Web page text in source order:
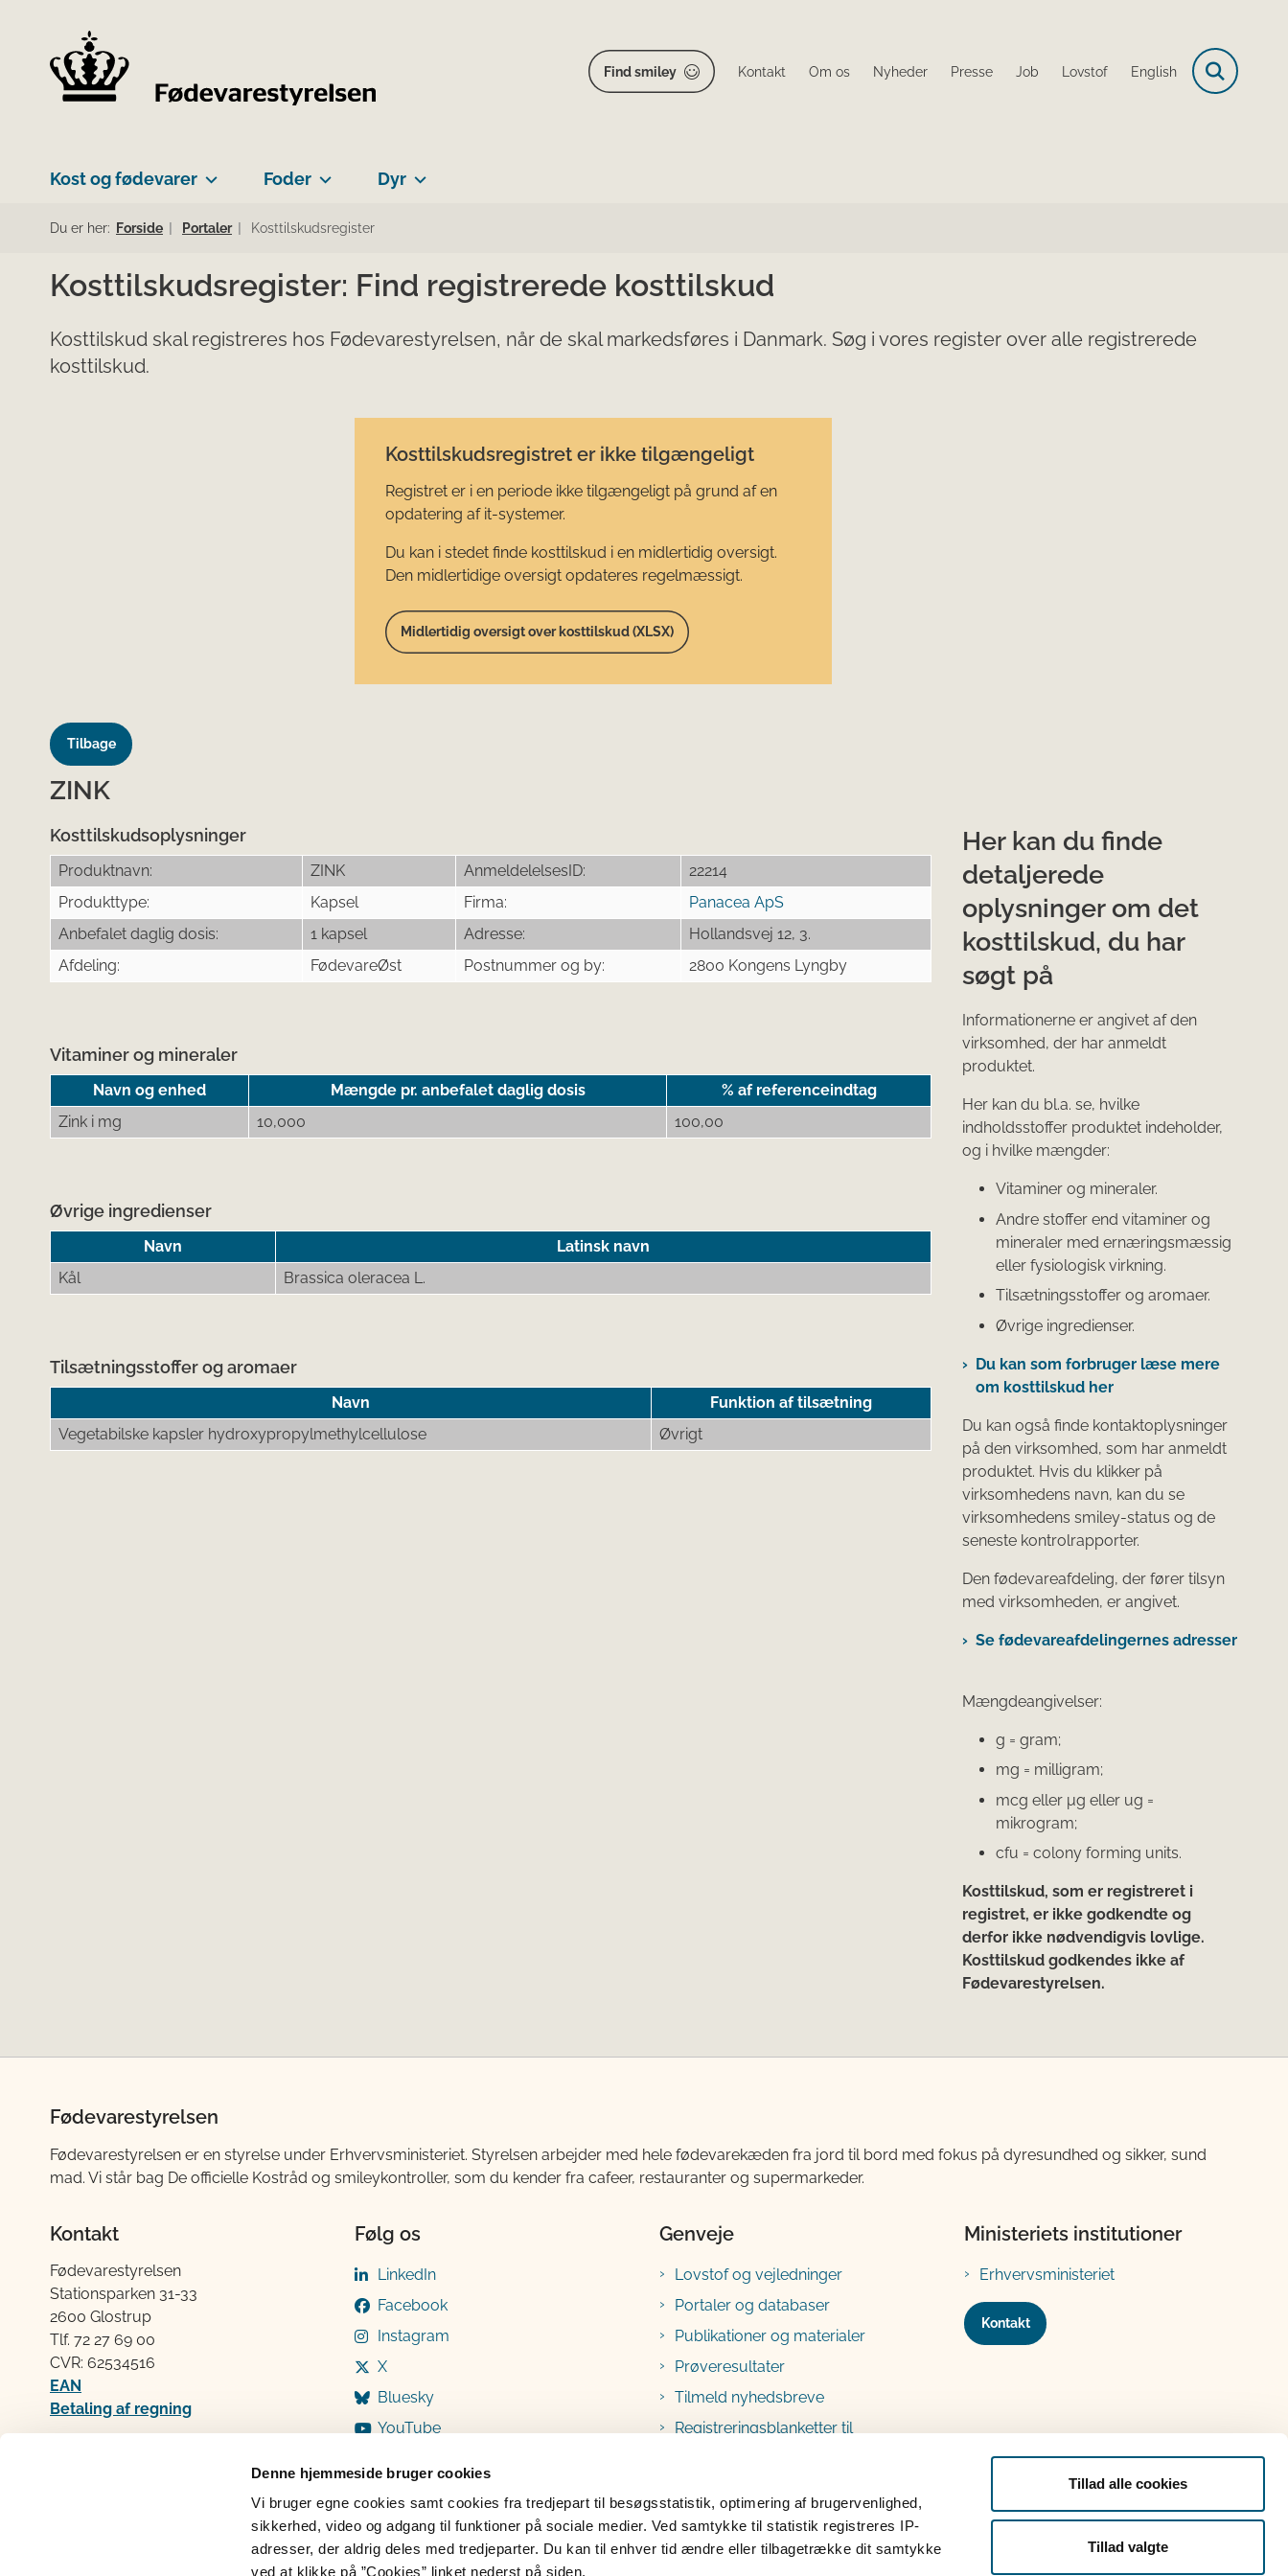
Denne hjemmeside bruger cookies
Vi bruger egne cookies samt cookies fra tredjepart til besøgsstatistik, optimering af brugervenlighed,
sikkerhed, video og adgang til funktioner på sociale medier. Ved samtykke til statistik registreres IP-
adresser, der aldrig deles med tredjeparter. Du kan til enhver tid ændre eller tilbagetrække dit samtykke
ved at klikke på ”Cookies” linket nederst på siden.
Tillad alle cookies
Tillad valgte
Find smiley Kontakt Om os Nyheder Presse Job Lovstof English
Kost og fødevarer Foder Dyr
Du er her: Forside Portaler Kosttilskudsregister
Kosttilskudsregister: Find registrerede kosttilskud
Kosttilskud skal registreres hos Fødevarestyrelsen, når de skal markedsføres i Danmark. Søg i vores register over alle registrerede
kosttilskud.
Kosttilskudsregistret er ikke tilgængeligt
Registret er i en periode ikke tilgængeligt på grund af en
opdatering af it-systemer.
Du kan i stedet finde kosttilskud i en midlertidig oversigt.
Den midlertidige oversigt opdateres regelmæssigt.
Midlertidig oversigt over kosttilskud (XLSX)
Tilbage
ZINK
Kosttilskudsoplysninger
Produktnavn: ZINK AnmeldelelsesID:
22214
Produkttype:
Kapsel Firma:
Panacea ApS
Anbefalet daglig dosis:
1 kapsel Adresse:
Hollandsvej 12, 3.
Afdeling:
FødevareØst Postnummer og by: 2800 Kongens Lyngby
Vitaminer og mineraler
Navn og enhed Mængde pr. anbefalet daglig dosis
% af referenceindtag
Zink i mg
10,000 100,00
Øvrige ingredienser
Navn
Latinsk navn
Kål
Brassica oleracea L.
Tilsætningsstoffer og aromaer
Navn
Funktion af tilsætning
Vegetabilske kapsler hydroxypropylmethylcellulose
Øvrigt
Her kan du finde
detaljerede
oplysninger om det
kosttilskud, du har
søgt på
Informationerne er angivet af den
virksomhed, der har anmeldt
produktet.
Her kan du bl.a. se, hvilke
indholdsstoffer produktet indeholder,
og i hvilke mængder:
Vitaminer og mineraler.
Andre stoffer end vitaminer og
mineraler med ernæringsmæssig
eller fysiologisk virkning.
Tilsætningsstoffer og aromaer.
Øvrige ingredienser.
Du kan som forbruger læse mere
om kosttilskud her
Du kan også finde kontaktoplysninger
på den virksomhed, som har anmeldt
produktet. Hvis du klikker på
virksomhedens navn, kan du se
virksomhedens smiley-status og de
seneste kontrolrapporter.
Den fødevareafdeling, der fører tilsyn
med virksomheden, er angivet.
Se fødevareafdelingernes adresser
Mængdeangivelser:
g = gram;
mg = milligram;
mcg eller μg eller ug =
mikrogram;
cfu = colony forming units.
Kosttilskud, som er registreret i
registret, er ikke godkendte og
derfor ikke nødvendigvis lovlige.
Kosttilskud godkendes ikke af
Fødevarestyrelsen.
Fødevarestyrelsen
Fødevarestyrelsen er en styrelse under Erhvervsministeriet. Styrelsen arbejder med hele fødevarekæden fra jord til bord med fokus på dyresundhed og sikker, sund
mad. Vi står bag De officielle Kostråd og smileykontroller, som du kender fra cafeer, restauranter og supermarkeder.
Kontakt
Fødevarestyrelsen
Stationsparken 31-33
2600 Glostrup
Tlf. 72 2​​​7 69 00
CVR: 62534516
EAN
Betaling af regning
Følg os
LinkedIn
Facebook
Instagram
X
Bluesky
YouTube
Genveje
Lovstof og vejledninger
Portaler og databaser
Publikationer og materialer
Prøveresultater
Tilmeld nyhedsbreve
Registreringsblanketter til
Ministeriets institutioner
Erhvervsministeriet
Kontakt